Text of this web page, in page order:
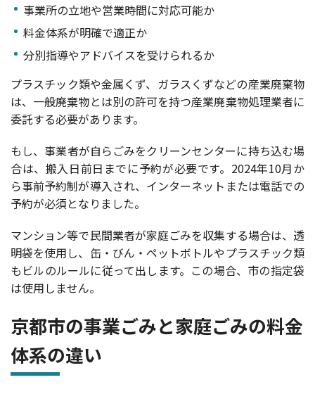
事業所の立地や営業時間に対応可能か
料金体系が明確で適正か
分別指導やアドバイスを受けられるか
プラスチック類や金属くず、ガラスくずなどの産業廃棄物
は、一般廃棄物とは別の許可を持つ産業廃棄物処理業者に
委託する必要があります。
もし、事業者が自らごみをクリーンセンターに持ち込む場
合は、搬入日前日までに予約が必要です。2024年10月か
ら事前予約制が導入され、インターネットまたは電話での
予約が必須となりました。
マンション等で民間業者が家庭ごみを収集する場合は、透
明袋を使用し、缶・びん・ペットボトルやプラスチック類
もビルのルールに従って出します。この場合、市の指定袋
は使用しません。
京都市の事業ごみと家庭ごみの料金
体系の違い